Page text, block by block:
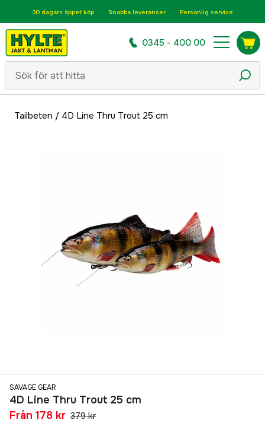
30 dagars öppet köp Snabba leveranser Personlig service
0345 - 400 00
Tailbeten / 4D Line Thru Trout 25 cm
SAVAGE GEAR
4D Line Thru Trout 25 cm
Från 178 kr 379 kr